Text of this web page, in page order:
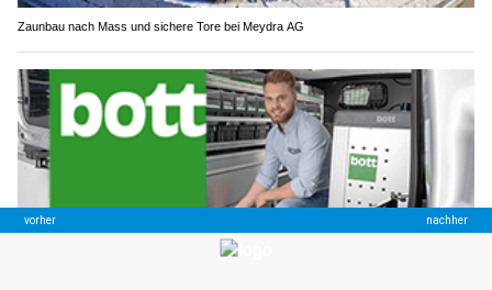
Zaunbau nach Mass und sichere Tore bei Meydra AG